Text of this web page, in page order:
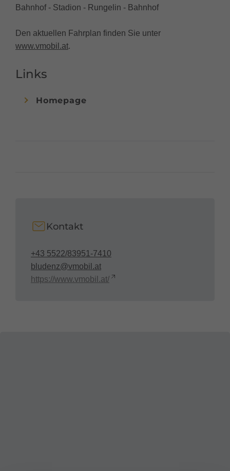
Bahnhof - Stadion - Rungelin - Bahnhof
Den aktuellen Fahrplan finden Sie unter
www.vmobil.at.
Links
Homepage
Kontakt
+43 5522/83951-7410
bludenz@vmobil.at
https://www.vmobil.at/